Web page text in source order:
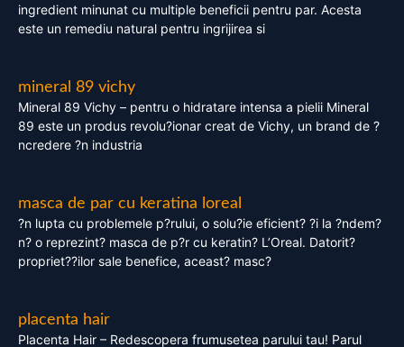
ingredient minunat cu multiple beneficii pentru par. Acesta
este un remediu natural pentru ingrijirea si
mineral 89 vichy
Mineral 89 Vichy – pentru o hidratare intensa a pielii Mineral
89 este un produs revolu?ionar creat de Vichy, un brand de ?
ncredere ?n industria
masca de par cu keratina loreal
?n lupta cu problemele p?rului, o solu?ie eficient? ?i la ?ndem?
n? o reprezint? masca de p?r cu keratin? L’Oreal. Datorit?
propriet??ilor sale benefice, aceast? masc?
placenta hair
Placenta Hair – Redescopera frumusetea parului tau! Parul